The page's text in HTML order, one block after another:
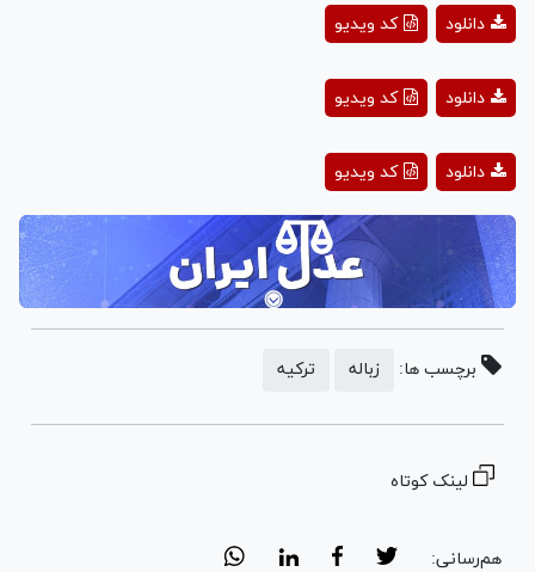
کد ویدیو دانلود
Playکد ویدیو دانلود
Play
Video
کد ویدیو دانلود
برچسب ها: زباله ترکیه
لینک کوتاه
هم‌رسانی: